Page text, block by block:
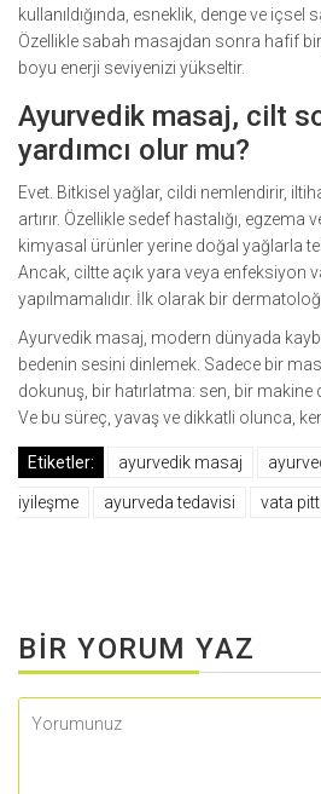
kullanıldığında, esneklik, denge ve içsel
Özellikle sabah masajdan sonra hafif
boyu enerji seviyenizi yükseltir.
Ayurvedik masaj, cilt
yardımcı olur mu?
Evet. Bitkisel yağlar, cildi nemlendirir,
artırır. Özellikle sedef hastalığı,
kimyasal ürünler yerine doğal yağlarla
Ancak, ciltte açık yara veya enfeksiyon
yapılmamalıdır. İlk olarak bir
Ayurvedik masaj, modern dünyada
bedenin sesini dinlemek. Sadece bir
dokunuş, bir hatırlatma: sen, bir
Ve bu süreç, yavaş ve dikkatli olunca,
Etiketler: ayurvedik masaj
iyileşme ayurveda tedavisi vata
BIR YORUM YAZ